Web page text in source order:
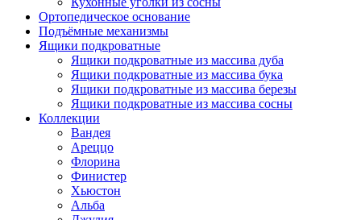
Ортопедическое основание
Подъёмные механизмы
Ящики подкроватные
Ящики подкроватные из массива дуба
Ящики подкроватные из массива бука
Ящики подкроватные из массива березы
Ящики подкроватные из массива сосны
Коллекции
Вандея
Ареццо
Флорина
Финистер
Хьюстон
Альба